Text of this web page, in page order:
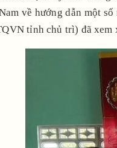
về hướng dẫn một
tỉnh chủ trì) đã